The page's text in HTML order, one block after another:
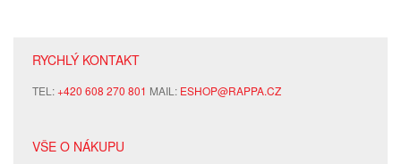
RYCHLÝ KONTAKT
TEL:+420 608 270 801 MAIL: ESHOP@RAPPA.CZ
VŠE O NÁKUPU